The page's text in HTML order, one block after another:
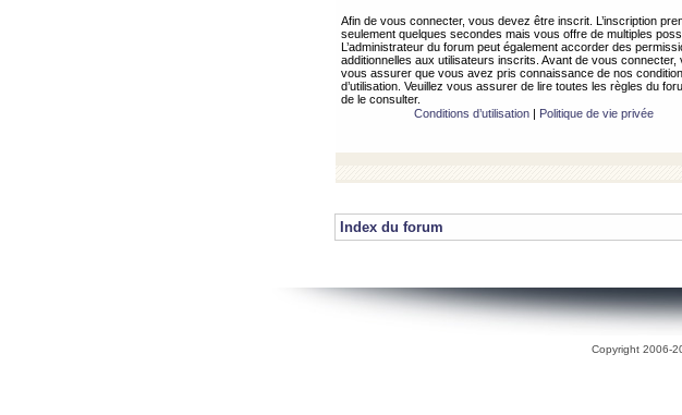
Afin de vous connecter, vous devez être inscrit. L’inscription
seulement quelques secondes mais vous offre de multiples
L’administrateur du forum peut également accorder des
additionnelles aux utilisateurs inscrits. Avant de vous connecter,
vous assurer que vous avez pris connaissance de nos
d’utilisation. Veuillez vous assurer de lire toutes les règles du
de le consulter.
Conditions d’utilisation| Politique de vie privée
Index du forum
Copyright 2006-